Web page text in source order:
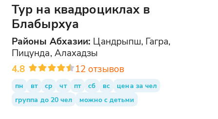
Тур на квадроциклах в
Блабырхуа
Районы Абхазии: Цандрыпш, Гагра,
Пицунда, Алахадзы
4.8
12 отзывов
пн вт ср чт пт сб вс
цена за чел
группа до 20 чел
можно с детьми